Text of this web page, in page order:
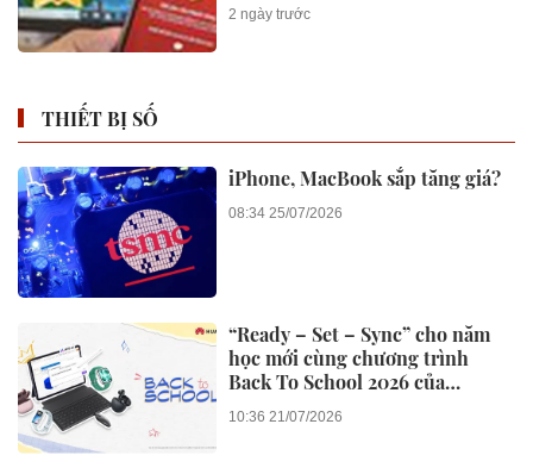
2 ngày trước
THIẾT BỊ SỐ
iPhone, MacBook sắp tăng giá?
08:34 25/07/2026
“Ready – Set – Sync” cho năm
học mới cùng chương trình
Back To School 2026 của
Huawei
10:36 21/07/2026